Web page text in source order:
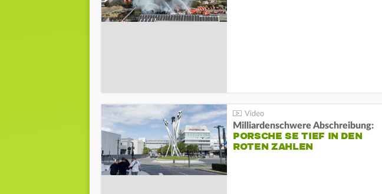
Milliardenschwere Abschreibung:
PORSCHE SE TIEF IN DEN
ROTEN ZAHLEN